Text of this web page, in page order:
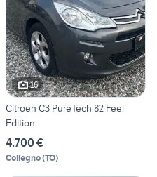
16
Citroen C3 PureTech 82 Feel
Edition
4.700 €
Collegno(TO)